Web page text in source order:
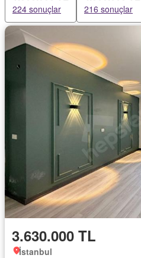
224 sonuçlar 216 sonuçlar
3.630.000 TL
İstanbul